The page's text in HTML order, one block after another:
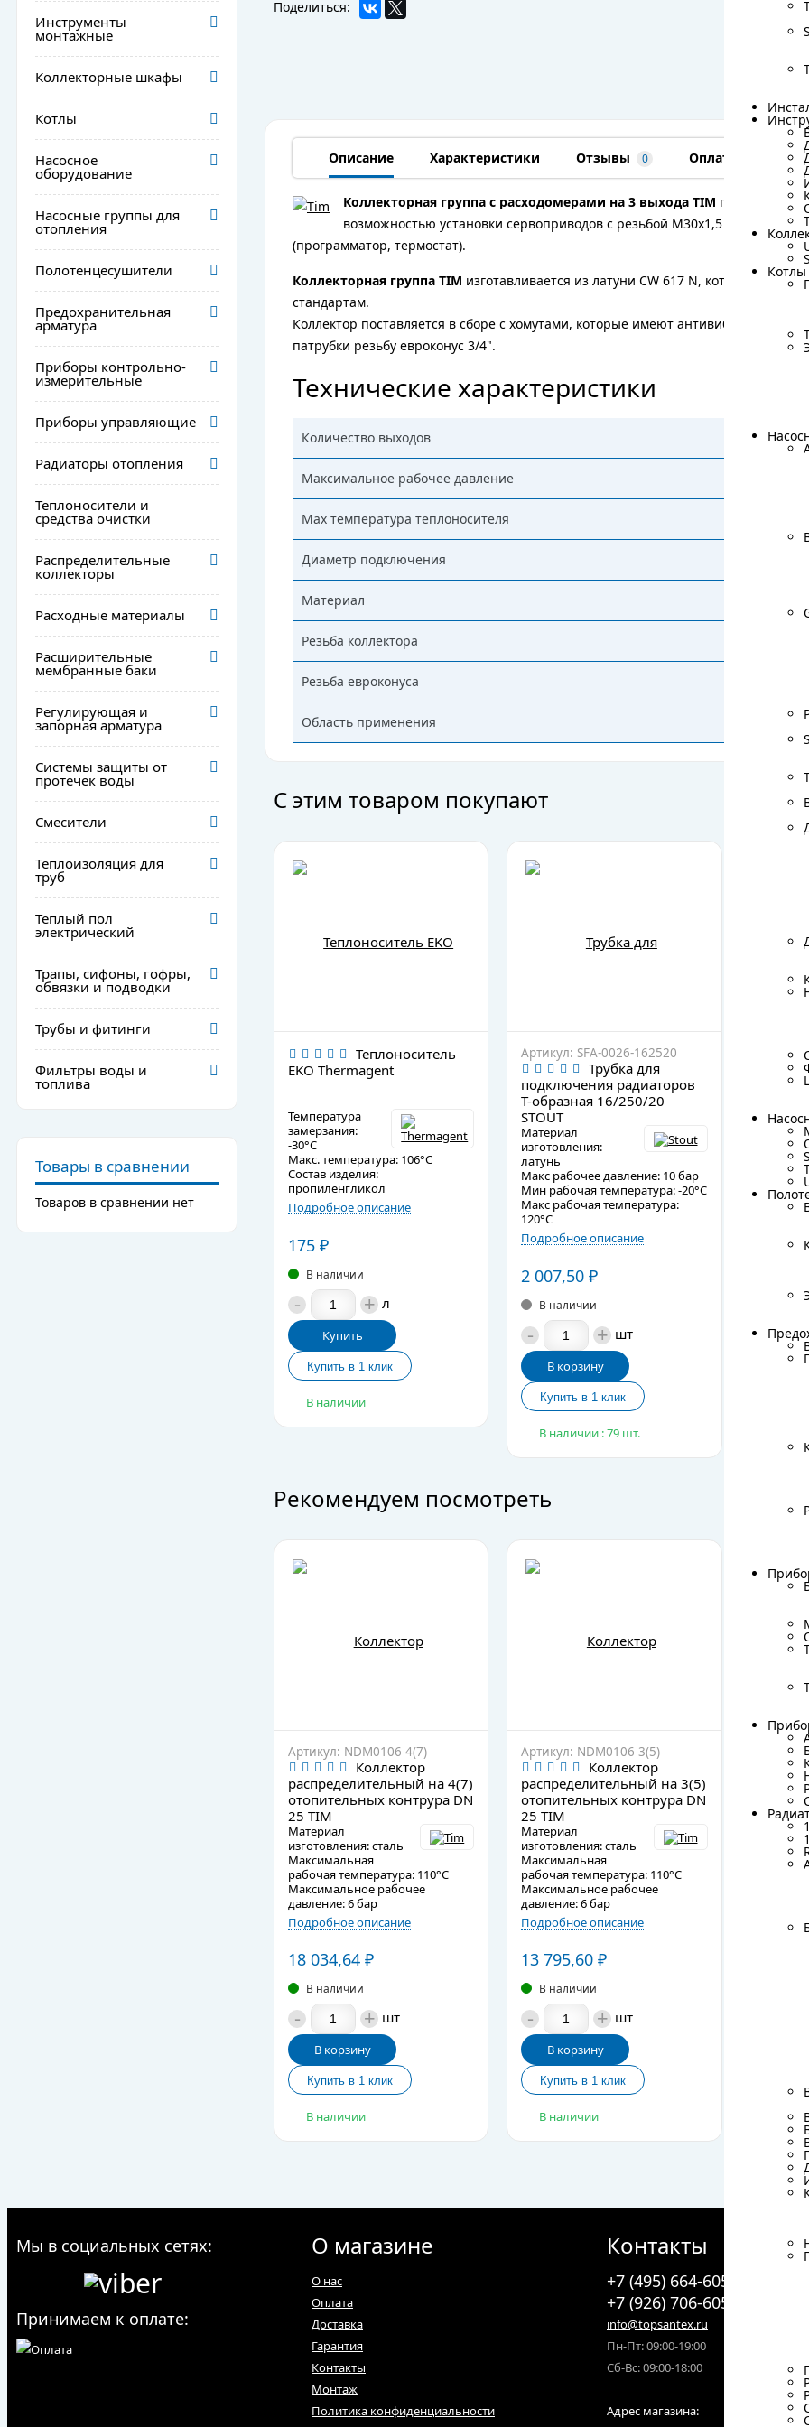
Котлы
Котлы
Инструменты
монтажные
Коллекторные шкафы
Котлы
Насосное
оборудование
Насосные группы для
отопления
Полотенцесушители
Предохранительная
арматура
Приборы контрольно-
измерительные
Приборы управляющие
Радиаторы отопления
Теплоносители и
средства очистки
Распределительные
коллекторы
Расходные материалы
Расширительные
мембранные баки
Регулирующая и
запорная арматура
Системы защиты от
протечек воды
Смесители
Теплоизоляция для
труб
Теплый пол
электрический
Трапы, сифоны, гофры,
обвязки и подводки
Трубы и фитинги
Фильтры воды и
топлива
Товары в сравнении
Товаров в сравнении нет
Поделиться:
Подробные
Описание Характеристики Отзывы 0 Оплата
Коллекторная группа с расходомерами на 3 выхода TIM
возможностью установки сервоприводов с резьбой М30х1,5 для
(программатор, термостат).
Коллекторная группа TIM изготавливается из латуни CW 617 N, которая
стандартам.
Коллектор поставляется в сборе с хомутами, которые имеют антивибрационные
патрубки резьбу евроконус 3/4".
Технические характеристики
Количество выходов
Максимальное рабочее давление
Маx температура теплоносителя
Диаметр подключения
Материал
Резьба коллектора
Резьба евроконуса
Область применения
С этим товаром покупают
Теплоноситель
EKO Thermagent
Температура
замерзания:
-30°C
Макс. температура: 106°C
Состав изделия:
пропиленгликол
Подробное описание
175 ₽
В наличии
- + л
Купить
В наличии
Артикул: SFA-0026-162520
Трубка для
подключения радиаторов
Т-образная 16/250/20
STOUT
Материал
изготовления:
латунь
Макс рабочее давление: 10 бар
Мин рабочая температура: -20°C
Макс рабочая температура:
120°C
Подробное описание
2 007,50₽
В наличии
- + шт
В корзину
В наличии : 79 шт.
латунь
Макс
Мин
Макс
120°C
В
В
В
Рекомендуем посмотреть
Артикул: NDM0106 4(7)
Коллектор
распределительный на 4(7)
отопительных контрура DN
25 TIM
Материал
изготовления: сталь
Максимальная
рабочая температура: 110°С
Максимальное рабочее
давление: 6 бар
Подробное описание
18 034,64 ₽
В наличии
- + шт
В корзину
В наличии
Артикул: NDM0106 3(5)
Коллектор
распределительный на 3(5)
отопительных контрура DN
25 TIM
Материал
изготовления: сталь
Максимальная
рабочая температура: 110°С
Максимальное рабочее
давление: 6 бар
Подробное описание
13 795,60₽
В наличии
- + шт
В корзину
В наличии
25 TIM
В
В
В
Мы в социальных сетях:
Принимаем к оплате:
О магазине
О нас
Оплата
Доставка
Гарантия
Контакты
Монтаж
Политика конфиденциальности
Контакты
+7 (495) 664-6055
+7 (926) 706-6055
info@topsantex.ru
Пн-Пт: 09:00-19:00
Сб-Вс: 09:00-18:00
Адрес магазина: